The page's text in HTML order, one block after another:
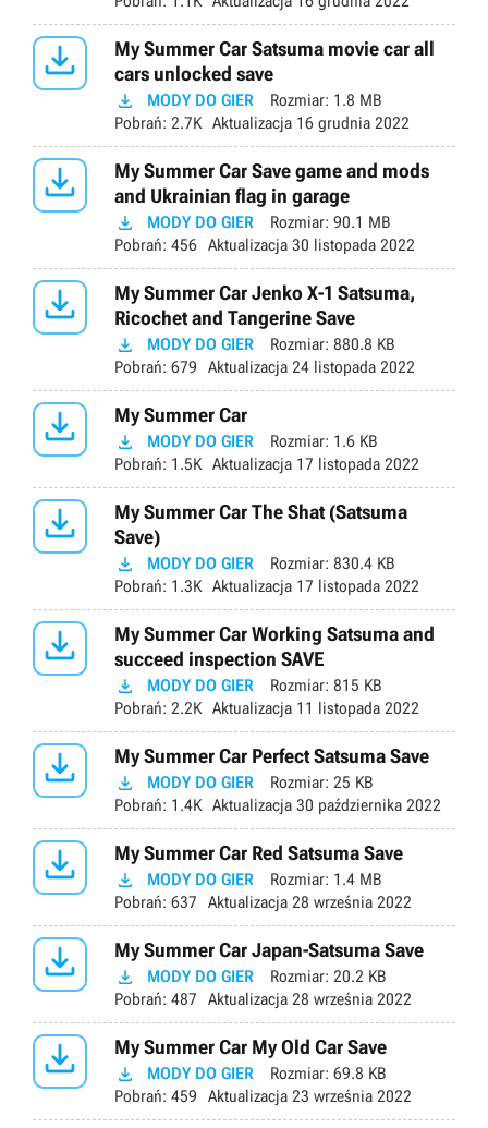

My Summer Car Satsuma movie car all
cars unlocked save
 MODY DO GIER Rozmiar: 1.8 MB
Pobrań: 2.7K Aktualizacja 16 grudnia 2022

My Summer Car Save game and mods
and Ukrainian flag in garage
 MODY DO GIER Rozmiar: 90.1 MB
Pobrań: 456 Aktualizacja 30 listopada 2022

My Summer Car Jenko X-1 Satsuma,
Ricochet and Tangerine Save
 MODY DO GIER Rozmiar: 880.8 KB
Pobrań: 679 Aktualizacja 24 listopada 2022
 My Summer Car
 MODY DO GIER Rozmiar: 1.6 KB
Pobrań: 1.5K Aktualizacja 17 listopada 2022

My Summer Car The Shat (Satsuma
Save)
 MODY DO GIER Rozmiar: 830.4 KB
Pobrań: 1.3K Aktualizacja 17 listopada 2022

My Summer Car Working Satsuma and
succeed inspection SAVE
 MODY DO GIER Rozmiar: 815 KB
Pobrań: 2.2K Aktualizacja 11 listopada 2022
 My Summer Car Perfect Satsuma Save
 MODY DO GIER Rozmiar: 25 KB
Pobrań: 1.4K Aktualizacja 30 października 2022
 My Summer Car Red Satsuma Save
 MODY DO GIER Rozmiar: 1.4 MB
Pobrań: 637 Aktualizacja 28 września 2022
 My Summer Car Japan-Satsuma Save
 MODY DO GIER Rozmiar: 20.2 KB
Pobrań: 487 Aktualizacja 28 września 2022
 My Summer Car My Old Car Save
 MODY DO GIER Rozmiar: 69.8 KB
Pobrań: 459 Aktualizacja 23 września 2022